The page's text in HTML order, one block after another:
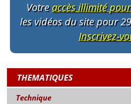
Votreaccès illimité
les vidéos du site pour
Inscrivez-
THEMATIQUES
Technique